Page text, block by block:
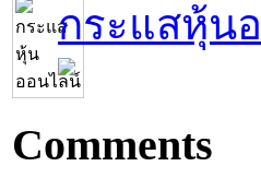
กระแสหุ้น
Comments